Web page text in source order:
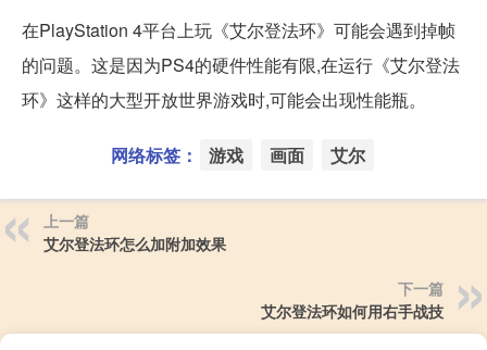
在PlayStation 4平台上玩《艾尔登法环》可能会遇到掉帧
的问题。这是因为PS4的硬件性能有限,在运行《艾尔登法
环》这样的大型开放世界游戏时,可能会出现性能瓶。
网络标签： 游戏 画面 艾尔
上一篇
艾尔登法环怎么加附加效果
下一篇
艾尔登法环如何用右手战技